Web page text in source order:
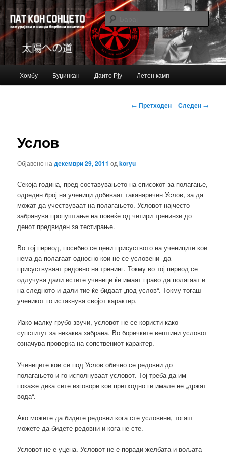
Bujinkan blog
Just another Bujinkan Sites site
Барај
Оди
содржина
Хомбу Буџинкан Даито Рју Летен камп
Навигација
← Претходен Следен →
Услов
Објавено надекември 29, 2011 одkoryu
Секоја година, пред составувањето на списокот за полагање,
одреден број на ученици добиваат таканаречен Услов, за да
можат да учествуваат на полагањето. Условот најчесто
забранува пропуштање на повеќе од четири тренинзи до
денот предвиден за тестирање.
Во тој период, посебно се цени присуството на учениците кои
нема да полагаат односно кои не се условени да
присуствуваат редовно на тренинг. Токму во тој период се
одлучува дали истите ученици ќе имаат право да полагаат и
на следното и дали тие ќе бидаат „под услов“. Токму тогаш
ученикот го истакнува својот карактер.
Иако малку грубо звучи, условот не се користи како
супститут за некаква забрана. Во боречките вештини условот
означува проверка на сопствениот карактер.
Учениците кои се под Услов обично се редовни до
полагањето и го исполнуваат условот. Тој треба да им
покаже дека сите изговори кои претходно ги имале не „држат
вода“.
Ако можете да бидете редовни кога сте условени, тогаш
можете да бидете редовни и кога не сте.
Условот не е уцена. Условот не е поради желбата и вољата